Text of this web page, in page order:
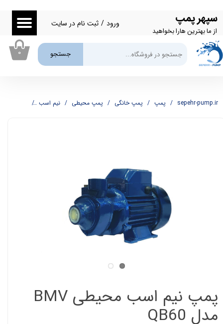
سپهر پمپ
از ما بهترین هارا بخواهید
جستجو
ورود / ثبت نام در سایت
حساب کاربری من
تغییر گذر واژه
سفارشات
۰
sepehr-pump.ir پمپ پمپ خانگی پمپ محیطی نیم اسب
پمپ نیم اسب محیطی BMV
مدل QB60